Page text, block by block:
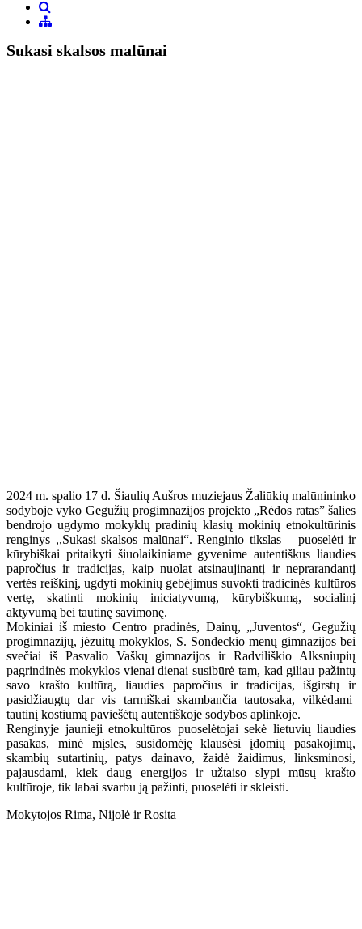
Sukasi skalsos malūnai
2024 m. spalio 17 d. Šiaulių Aušros muziejaus Žaliūkių malūnininko
sodyboje vyko Gegužių progimnazijos projekto „Rėdos ratas” šalies
bendrojo ugdymo mokyklų pradinių klasių mokinių etnokultūrinis
renginys ,,Sukasi skalsos malūnai“. Renginio tikslas – puoselėti ir
kūrybiškai pritaikyti šiuolaikiniame gyvenime autentiškus liaudies
papročius ir tradicijas, kaip nuolat atsinaujinantį ir neprarandantį
vertės reiškinį, ugdyti mokinių gebėjimus suvokti tradicinės kultūros
vertę, skatinti mokinių iniciatyvumą, kūrybiškumą, socialinį
aktyvumą bei tautinę savimonę.
Mokiniai iš miesto Centro pradinės, Dainų, „Juventos“, Gegužių
progimnazijų, jėzuitų mokyklos, S. Sondeckio menų gimnazijos bei
svečiai iš Pasvalio Vaškų gimnazijos ir Radviliškio Alksniupių
pagrindinės mokyklos vienai dienai susibūrė tam, kad giliau pažintų
savo krašto kultūrą, liaudies papročius ir tradicijas, išgirstų ir
pasidžiaugtų dar vis tarmiškai skambančia tautosaka, vilkėdami
tautinį kostiumą paviešėtų autentiškoje sodybos aplinkoje.
Renginyje jaunieji etnokultūros puoselėtojai sekė lietuvių liaudies
pasakas, minė mįsles, susidomėję klausėsi įdomių pasakojimų,
skambių sutartinių, patys dainavo, žaidė žaidimus, linksminosi,
pajausdami, kiek daug energijos ir užtaiso slypi mūsų krašto
kultūroje, tik labai svarbu ją pažinti, puoselėti ir skleisti.
Mokytojos Rima, Nijolė ir Rosita